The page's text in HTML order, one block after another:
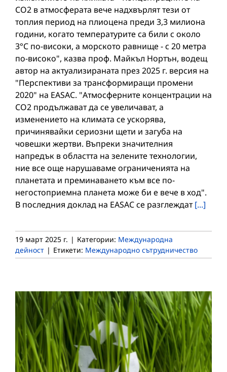
CO2 в атмосферата вече надхвърлят тези от
топлия период на плиоцена преди 3,3 милиона
години, когато температурите са били с около
3°C по-високи, а морското равнище - с 20 метра
по-високо", казва проф. Майкъл Нортън, водещ
автор на актуализираната през 2025 г. версия на
"Перспективи за трансформиращи промени
2020" на EASAC. "Атмосферните концентрации на
CO2 продължават да се увеличават, а
изменението на климата се ускорява,
причинявайки сериозни щети и загуба на
човешки жертви. Въпреки значителния
напредък в областта на зелените технологии,
ние все още нарушаваме ограниченията на
планетата и преминаването към все по-
негостоприемна планета може би е вече в ход".
В последния доклад на EASAC се разглеждат[...]
19 март 2025 г. | Категории: Международна
дейност | Етикети: Международно сътрудничество